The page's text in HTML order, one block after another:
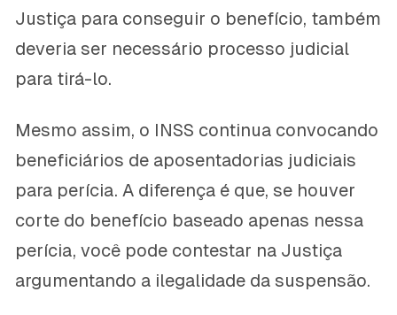
Justiça para conseguir o benefício, também
deveria ser necessário processo judicial
para tirá-lo.
Mesmo assim, o INSS continua convocando
beneficiários de aposentadorias judiciais
para perícia. A diferença é que, se houver
corte do benefício baseado apenas nessa
perícia, você pode contestar na Justiça
argumentando a ilegalidade da suspensão.